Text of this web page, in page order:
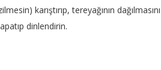
karıştırıp, tereyağının
dinlendirin.